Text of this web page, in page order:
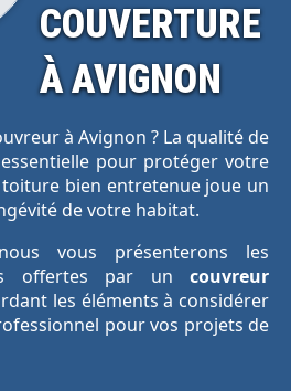
COUVERTURE
À AVIGNON
à Avignon ? La qualité de
pour protéger votre
bien entretenue joue un
de votre habitat.
vous présenterons les
offertes par un couvreur
les éléments à considérer
pour vos projets de